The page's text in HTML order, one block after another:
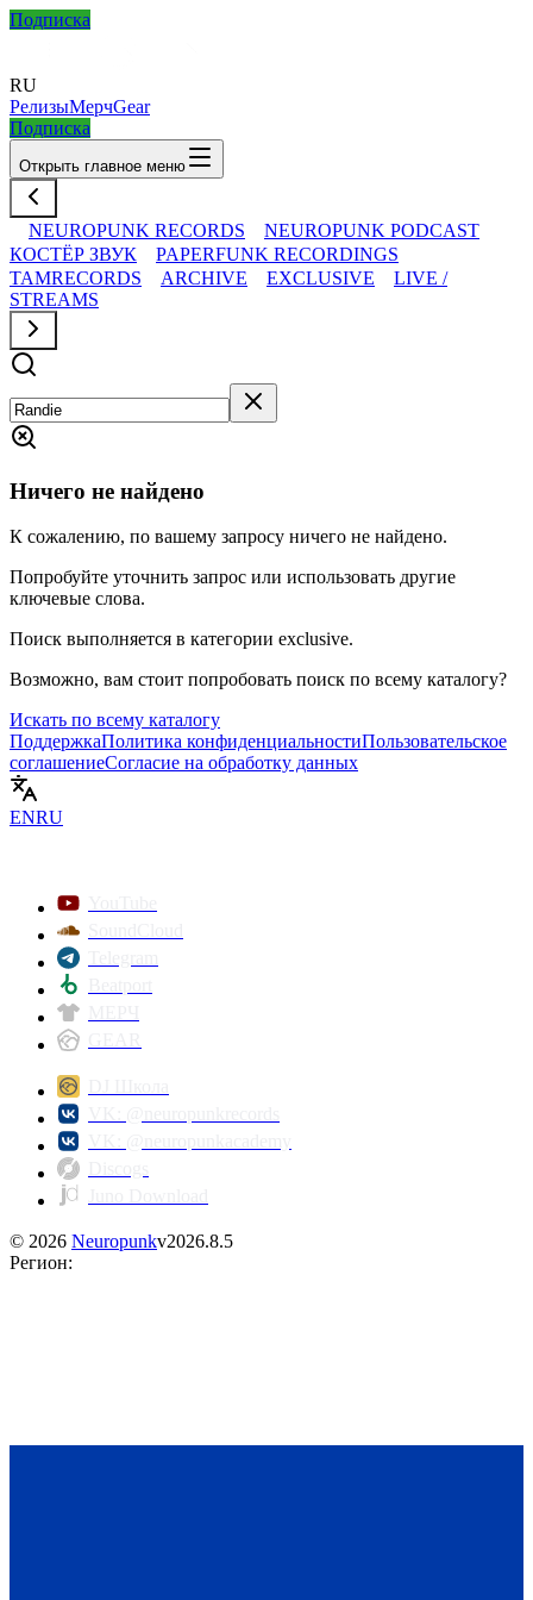
Подписка
RU
РелизыМерчGear
Подписка
Открыть главное меню
NEUROPUNK RECORDS
NEUROPUNK PODCAST
КОСТЁР ЗВУК
PAPERFUNK RECORDINGS
TAMRECORDS
ARCHIVE EXCLUSIVE
LIVE /
STREAMS
Ничего не найдено
К сожалению, по вашему запросу ничего не найдено.
Попробуйте уточнить запрос или использовать другие
ключевые слова.
Поиск выполняется в категории exclusive.
Возможно, вам стоит попробовать поиск по всему каталогу?
Искать по всему каталогу
ПоддержкаПолитика конфиденциальностиПользовательское
соглашениеСогласие на обработку данных
ENRU
© 2026 Neuropunkv2026.8.5
Регион: